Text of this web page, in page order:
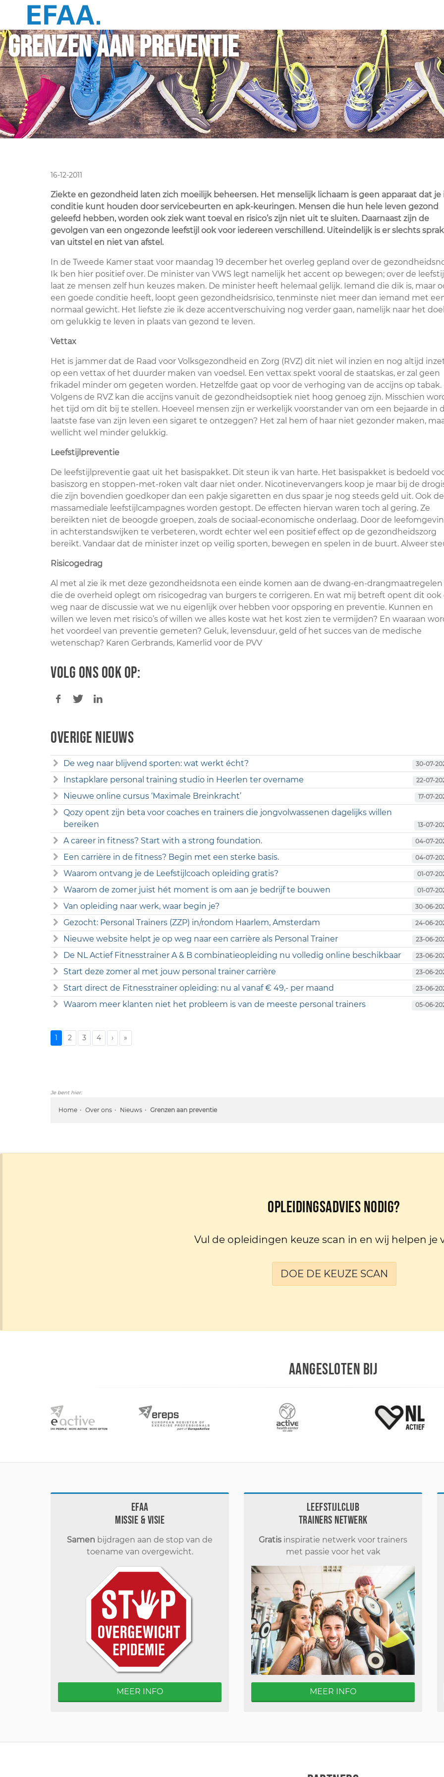
Grenzen aan preventie
16-12-2011
Ziekte en gezondheid laten zich moeilijk beheersen. Het menselijk lichaam is geen apparaat dat je
conditie kunt houden door servicebeurten en apk-keuringen. Mensen die hun hele leven gezond
geleefd hebben, worden ook ziek want toeval en risico’s zijn niet uit te sluiten. Daarnaast zijn de
gevolgen van een ongezonde leefstijl ook voor iedereen verschillend. Uiteindelijk is er slechts
van uitstel en niet van afstel.
In de Tweede Kamer staat voor maandag 19 december het overleg gepland over de
Ik ben hier positief over. De minister van VWS legt namelijk het accent op bewegen; over de leefstijl
laat ze mensen zelf hun keuzes maken. De minister heeft helemaal gelijk. Iemand die dik is, maar
een goede conditie heeft, loopt geen gezondheidsrisico, tenminste niet meer dan iemand met
normaal gewicht. Het liefste zie ik deze accentverschuiving nog verder gaan, namelijk naar het doel
om gelukkig te leven in plaats van gezond te leven.
Vettax
Het is jammer dat de Raad voor Volksgezondheid en Zorg (RVZ) dit niet wil inzien en nog altijd
op een vettax of het duurder maken van voedsel. Een vettax spekt vooral de staatskas, er zal geen
frikadel minder om gegeten worden. Hetzelfde gaat op voor de verhoging van de accijns op tabak.
Volgens de RVZ kan die accijns vanuit de gezondheidsoptiek niet hoog genoeg zijn. Misschien
het tijd om dit bij te stellen. Hoeveel mensen zijn er werkelijk voorstander van om een bejaarde in
laatste fase van zijn leven een sigaret te ontzeggen? Het zal hem of haar niet gezonder maken,
wellicht wel minder gelukkig.
Leefstijlpreventie
De leefstijlpreventie gaat uit het basispakket. Dit steun ik van harte. Het basispakket is bedoeld
basiszorg en stoppen-met-roken valt daar niet onder. Nicotinevervangers koop je maar bij de
die zijn bovendien goedkoper dan een pakje sigaretten en dus spaar je nog steeds geld uit. Ook de
massamediale leefstijlcampagnes worden gestopt. De effecten hiervan waren toch al gering. Ze
bereikten niet de beoogde groepen, zoals de sociaal-economische onderlaag. Door de
in achterstandswijken te verbeteren, wordt echter wel een positief effect op de gezondheidszorg
bereikt. Vandaar dat de minister inzet op veilig sporten, bewegen en spelen in de buurt. Alweer
Risicogedrag
Al met al zie ik met deze gezondheidsnota een einde komen aan de dwang-en-drangmaatregelen
die de overheid oplegt om risicogedrag van burgers te corrigeren. En wat mij betreft opent dit ook
weg naar de discussie wat we nu eigenlijk over hebben voor opsporing en preventie. Kunnen en
willen we leven met risico’s of willen we alles koste wat het kost zien te vermijden? En waaraan
het voordeel van preventie gemeten? Geluk, levensduur, geld of het succes van de medische
wetenschap? Karen Gerbrands, Kamerlid voor de PVV
Volg ons ook op:
Overige nieuws
De weg naar blijvend sporten: wat werkt écht? 30-07-
Instapklare personal training studio in Heerlen ter overname 22-07-
Nieuwe online cursus ‘Maximale Breinkracht’ 17-07-
Qozy opent zijn beta voor coaches en trainers die jongvolwassenen dagelijks willen
bereiken
13-07-
A career in fitness? Start with a strong foundation. 04-07-
Een carrière in de fitness? Begin met een sterke basis. 04-07-
Waarom ontvang je de Leefstijlcoach opleiding gratis? 01-07-
Waarom de zomer juist hét moment is om aan je bedrijf te bouwen 01-07-
Van opleiding naar werk, waar begin je? 30-06-
Gezocht: Personal Trainers (ZZP) in/rondom Haarlem, Amsterdam 24-06-
Nieuwe website helpt je op weg naar een carrière als Personal Trainer 23-06-
De NL Actief Fitnesstrainer A & B combinatieopleiding nu volledig online beschikbaar 23-06-
Start deze zomer al met jouw personal trainer carrière 23-06-
Start direct de Fitnesstrainer opleiding: nu al vanaf € 49,- per maand 23-06-
Waarom meer klanten niet het probleem is van de meeste personal trainers 05-06-
1 2 3 4 › »
Je bent hier:
Home Over ons Nieuws Grenzen aan preventie
Opleidingsadvies nodig?
Vul de opleidingen keuze scan in en wij helpen je
DOE DE KEUZE SCAN
AANGESLOTEN BIJ
EFAA
Missie & visie
Samen bijdragen aan de stop van de
toename van overgewicht.
MEER INFO
Leefstijlclub
Trainers Netwerk
Gratis inspiratie netwerk voor trainers
met passie voor het vak
MEER INFO